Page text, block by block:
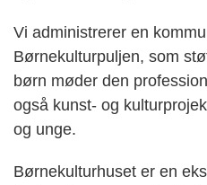
Vi administrerer en
Børnekulturpuljen, som
børn møder den
også kunst- og
og unge.
Børnekulturhuset er en